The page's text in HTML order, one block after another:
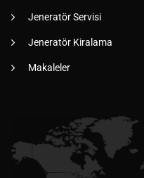
Jeneratör Servisi
Jeneratör Kiralama
Makaleler